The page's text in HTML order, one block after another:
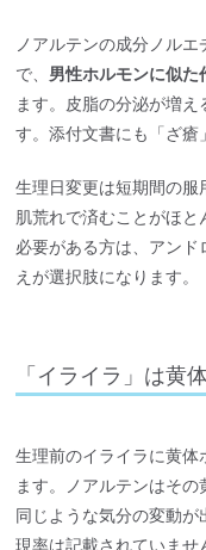
ノアルテンの成分ノル
で、 男性ホルモンに似た
ます。皮脂の分泌が増
す。添付文書にも「ざ瘡
生理日変更は短期間の
肌荒れで済むことがほ
必要がある方は、アンド
えが選択肢になります。
「イライラ」は黄
生理前のイライラに黄
ます。ノアルテンはその
同じような気分の変動
現率は記載されていませ